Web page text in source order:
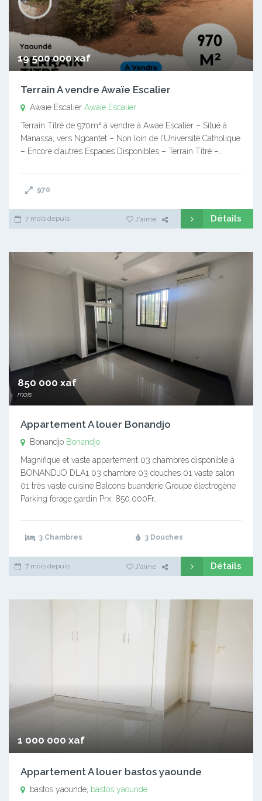
19 500 000 xaf
Terrain A vendre Awaïe Escalier
Awaïe Escalier Awaïe Escalier
Terrain Titré de 970m² à vendre à Awae Escalier – Situé à
Manassa, vers Ngoantet – Non loin de l’Université Catholique
– Encore d’autres Espaces Disponibles – Terrain Titré –…
970
7 mois depuis J'aime Détails
850 000 xaf
mois
Appartement A louer Bonandjo
Bonandjo Bonandjo
Magnifique et vaste appartement 03 chambres disponible à
BONANDJO DLA1 03 chambre 03 douches 01 vaste salon
01 très vaste cuisine Balcons buanderie Groupe électrogène
Parking forage gardin Prx: 850.000Fr…
3 Chambres 3 Douches
7 mois depuis J'aime Détails
1 000 000 xaf
Appartement A louer bastos yaounde
bastos yaounde, bastos yaounde